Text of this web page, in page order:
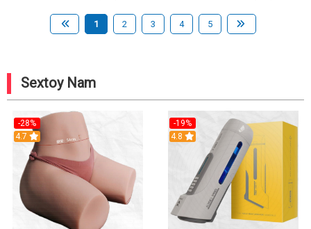
1 2 3 4 5
Sextoy Nam
-28%
4.7
-19%
Hot
4.8